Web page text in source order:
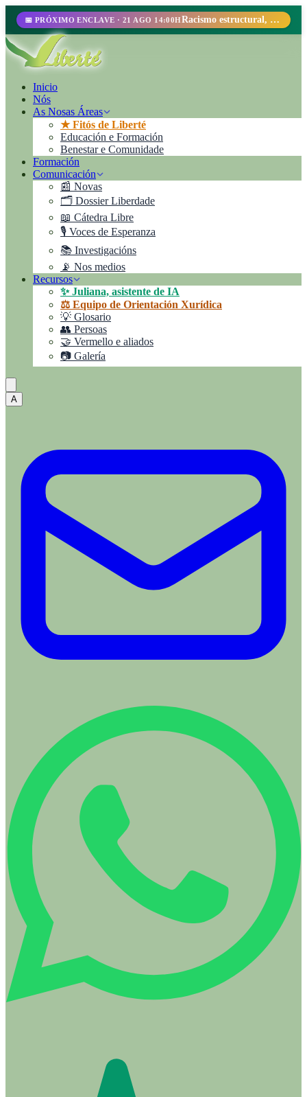
📅 PRÓXIMO ENCLAVE · 21 AGO 14:00H Racismo estructural, perfilamiento racial y abolicionismo carcelario.
Inicio
Nós
As Nosas Áreas
★ Fitós de Liberté
Educación e Formación
Benestar e Comunidade
Formación
Comunicación
📰 Novas
🗂️ Dossier Liberdade
📖 Cátedra Libre
🎙️ Voces de Esperanza
📚 Investigacións
📡 Nos medios
Recursos
✨ Juliana, asistente de IA
⚖️ Equipo de Orientación Xurídica
💡 Glosario
👥 Persoas
🤝 Vermello e aliados
📷 Galería
A